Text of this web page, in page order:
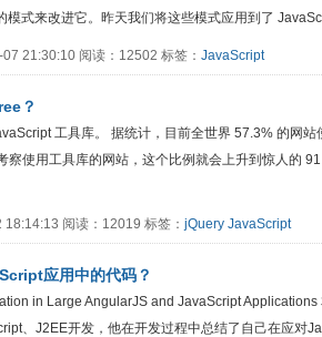
模式来改进它。昨天我们将这些模式应用到了
21:30:10 阅读：12502 标签： JavaScript
？
工具库。 据统计，目前全世界 57.3% 的网
察使用工具库的网站，这个比例就会上升到惊人的
阅读：12019 标签： jQuery JavaScript
应用中的代码？
in Large AngularJS and JavaScript
、J2EE开发，他在开发过程中总结了自己在应对